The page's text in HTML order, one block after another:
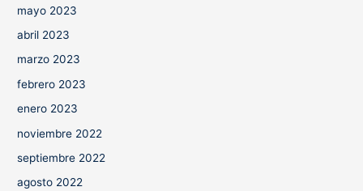
mayo 2023
abril 2023
marzo 2023
febrero 2023
enero 2023
noviembre 2022
septiembre 2022
agosto 2022